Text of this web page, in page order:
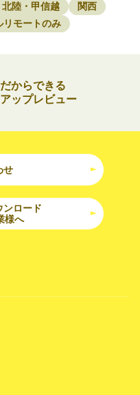
北陸・甲信越
関西
リモートのみ
からできる
ップレビュー
せ
ンロード
様へ